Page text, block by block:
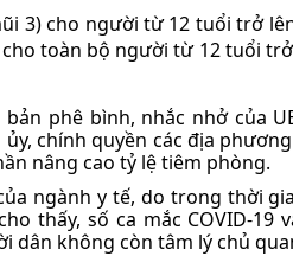
3) cho người từ 12 tuổi trở
toàn bộ người từ 12 tuổi
phê bình, nhắc nhở của
ủy, chính quyền các địa
nâng cao tỷ lệ tiêm phòng.
ngành y tế, do trong thời
thấy, số ca mắc COVID-
dân không còn tâm lý chủ